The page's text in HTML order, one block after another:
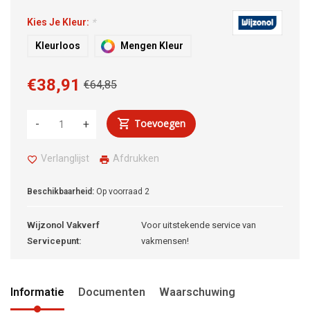
Kies Je Kleur: *
Kleurloos Mengen Kleur
€64,85
€38,91
+
- Toevoegen
Verlanglijst Afdrukken
Beschikbaarheid: Op voorraad 2
Wijzonol Vakverf
Servicepunt:
Voor uitstekende service van
vakmensen!
Informatie Documenten Waarschuwing